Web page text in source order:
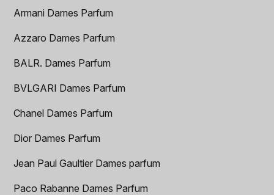
Armani Dames Parfum
Azzaro Dames Parfum
BALR. Dames Parfum
BVLGARI Dames Parfum
Chanel Dames Parfum
Dior Dames Parfum
Jean Paul Gaultier Dames parfum
Paco Rabanne Dames Parfum